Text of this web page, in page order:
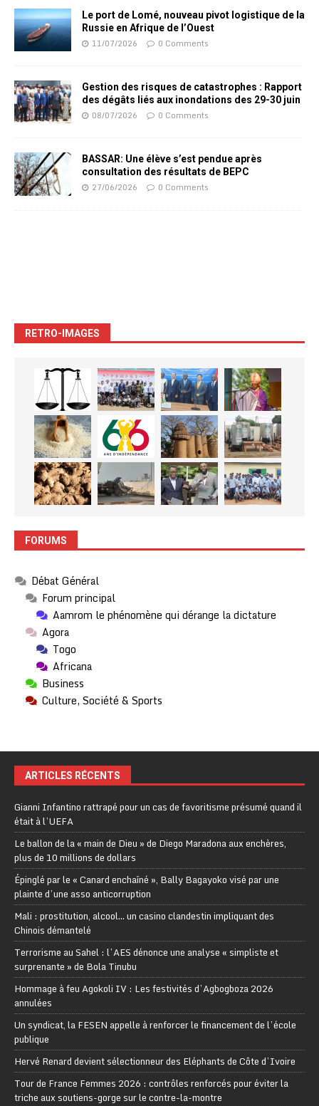
Le port de Lomé, nouveau pivot logistique de la
Russie en Afrique de l’Ouest
11/07/2026 0 Comments
Gestion des risques de catastrophes : Rapport
des dégâts liés aux inondations des 29-30 juin
08/07/2026 0 Comments
BASSAR: Une élève s’est pendue après
consultation des résultats de BEPC
27/06/2026 0 Comments
RETRO-IMAGES
FORUMS
Débat Général
Forum principal
Aamrom le phénomène qui dérange la dictature
Agora
Togo
Africana
Business
Culture, Société & Sports
ARTICLES RÉCENTS
Gianni Infantino rattrapé pour un cas de favoritisme présumé quand il
était à l’UEFA
Le ballon de la « main de Dieu » de Diego Maradona aux enchères,
plus de 10 millions de dollars
Épinglé par le « Canard enchaîné », Bally Bagayoko visé par une
plainte d’une asso anticorruption
Mali : prostitution, alcool… un casino clandestin impliquant des
Chinois démantelé
Terrorisme au Sahel : l’AES dénonce une analyse « simpliste et
surprenante » de Bola Tinubu
Hommage à feu Agokoli IV : Les festivités d’Agbogboza 2026
annulées
Un syndicat, la FESEN appelle à renforcer le financement de l’école
publique
Hervé Renard devient sélectionneur des Eléphants de Côte d’Ivoire
Tour de France Femmes 2026 : contrôles renforcés pour éviter la
triche aux soutiens-gorge sur le contre-la-montre